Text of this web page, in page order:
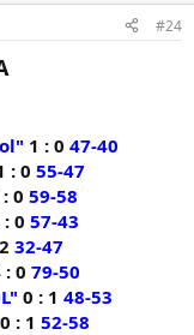
#24
1 : 0 47-40
: 0 55-47
0 59-58
: 0 57-43
32-47
: 0 79-50
0 : 1 48-53
0 : 1 52-58